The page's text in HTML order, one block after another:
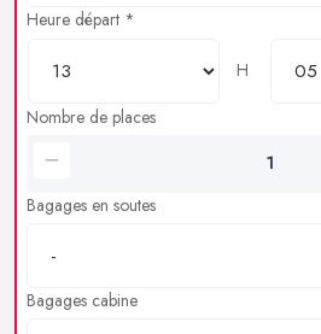
Heure départ *
H
Nombre de places
Bagages en soutes
Bagages cabine